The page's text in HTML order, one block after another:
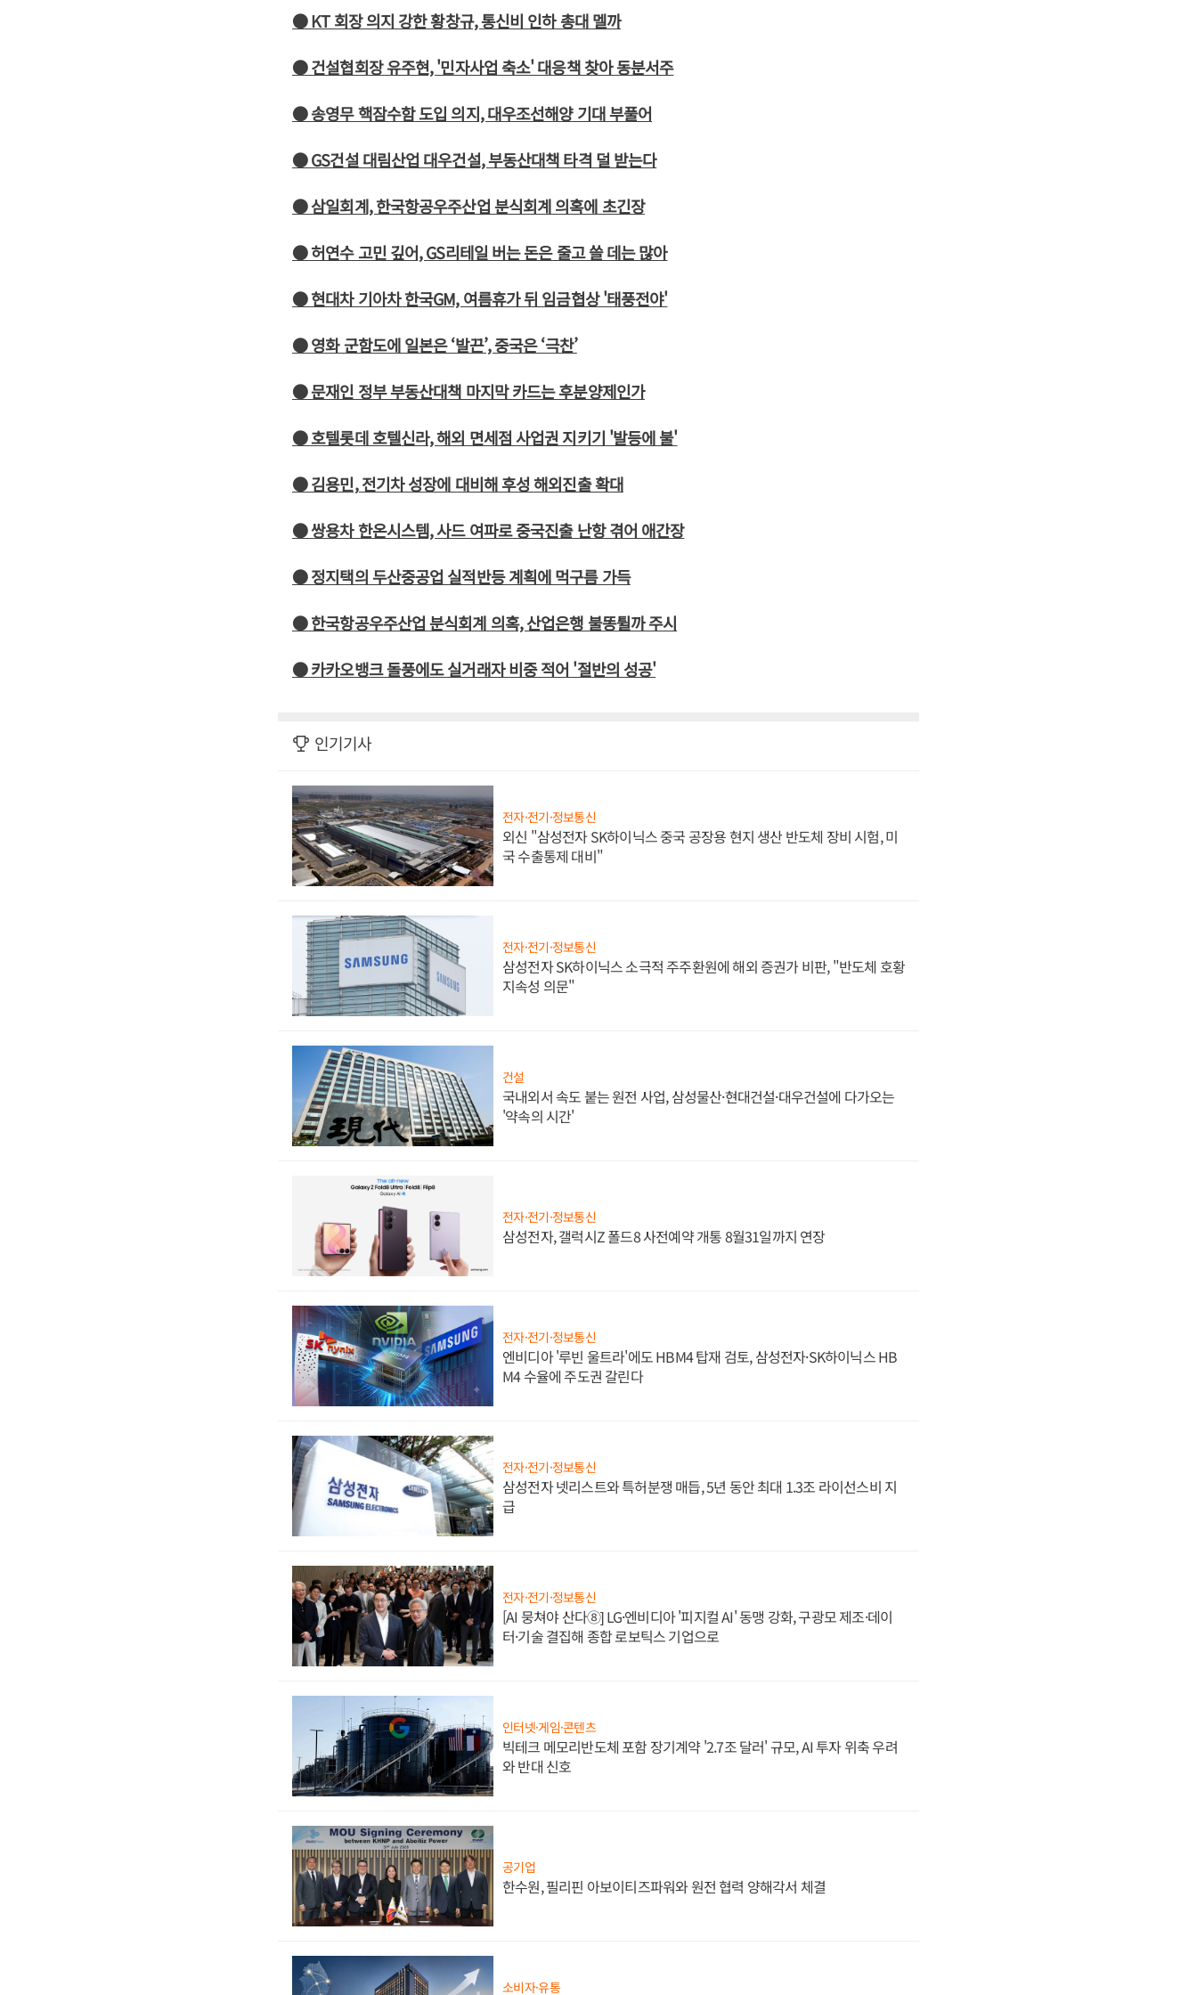
● KT 회장 의지 강한 황창규, 통신비 인하 총대 멜까
● 건설협회장 유주현, '민자사업 축소' 대응책 찾아 동분서주
● 송영무 핵잠수함 도입 의지, 대우조선해양 기대 부풀어
● GS건설 대림산업 대우건설, 부동산대책 타격 덜 받는다
● 삼일회계, 한국항공우주산업 분식회계 의혹에 초긴장
● 허연수 고민 깊어, GS리테일 버는 돈은 줄고 쓸 데는 많아
● 현대차 기아차 한국GM, 여름휴가 뒤 임금협상 '태풍전야'
● 영화 군함도에 일본은 ‘발끈’, 중국은 ‘극찬’
● 문재인 정부 부동산대책 마지막 카드는 후분양제인가
● 호텔롯데 호텔신라, 해외 면세점 사업권 지키기 '발등에 불'
● 김용민, 전기차 성장에 대비해 후성 해외진출 확대
● 쌍용차 한온시스템, 사드 여파로 중국진출 난항 겪어 애간장
● 정지택의 두산중공업 실적반등 계획에 먹구름 가득
● 한국항공우주산업 분식회계 의혹, 산업은행 불똥튈까 주시
● 카카오뱅크 돌풍에도 실거래자 비중 적어 '절반의 성공'
인기기사
전자·전기·정보통신
외신 "삼성전자 SK하이닉스 중국 공장용 현지 생산 반도체 장비 시험, 미
국 수출통제 대비"
전자·전기·정보통신
삼성전자 SK하이닉스 소극적 주주환원에 해외 증권가 비판, "반도체 호황
지속성 의문"
건설
국내외서 속도 붙는 원전 사업, 삼성물산·현대건설·대우건설에 다가오는
'약속의 시간'
전자·전기·정보통신
삼성전자, 갤럭시Z 폴드8 사전예약 개통 8월31일까지 연장
전자·전기·정보통신
엔비디아 '루빈 울트라'에도 HBM4 탑재 검토, 삼성전자·SK하이닉스 HB
M4 수율에 주도권 갈린다
전자·전기·정보통신
삼성전자 넷리스트와 특허분쟁 매듭, 5년 동안 최대 1.3조 라이선스비 지
급
전자·전기·정보통신
[AI 뭉쳐야 산다⑧] LG·엔비디아 '피지컬 AI' 동맹 강화, 구광모 제조·데이
터·기술 결집해 종합 로보틱스 기업으로
인터넷·게임·콘텐츠
빅테크 메모리반도체 포함 장기계약 '2.7조 달러' 규모, AI 투자 위축 우려
와 반대 신호
공기업
한수원, 필리핀 아보이티즈파워와 원전 협력 양해각서 체결
소비자·유통